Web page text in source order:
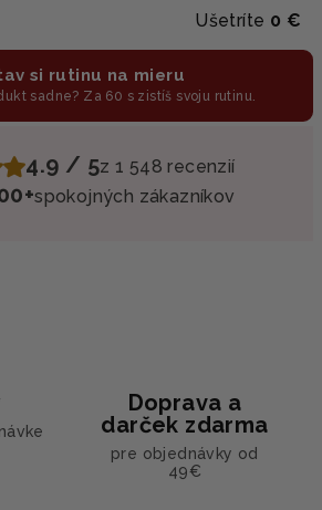
Ušetríte 0 €
si rutinu na mieru
sadne? Za 60 s zistíš svoju rutinu.
4.9 / 5z 1 548 recenzií
spokojných zákazníkov
Doprava a
darček zdarma
pre objednávky od
49€